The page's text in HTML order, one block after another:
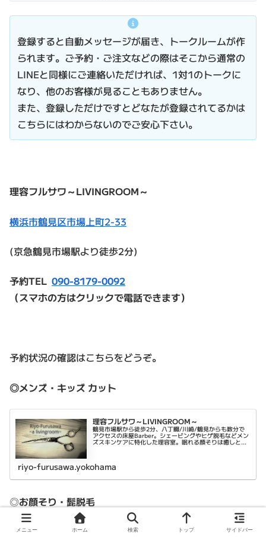
登録すると自動メッセージが届き、トークルームが作
られます。ご予約・ご注文などの際はそこから通常の
LINEと同様にご連絡いただければ、1対1のトークに
なり、他のお客様が見ることもありません。
また、登録しただけですとどなたが登録されてるかは
こちらにはわからないのでご安心下さい。
理容フルサワ～LIVINGROOM～
横浜市鶴見区市場上町2-33
(京急鶴見市場駅より徒歩2分)
予約TEL 090-8179-0092
（スマホの方はクリックで電話できます）
予約状況の確認はこちらをどうぞ。
◎メンズ・キッズ カット
理容フルサワ～LIVINGROOM～
鶴見市場駅から徒歩2分、八丁畷/川崎/鶴見からも数分で
アクセスの床屋Barber。シェービングやヒゲ脱毛などメン
ズスキンケアに特化した理容室。眠れる顔そりは癒しと乾
燥肌対策に。平日は22時まで営業。
riyo-furusawa.yokohama
◎お顔そり・髭脱毛
https://beauty.hotpepper.jp/kr/slnH000533853/
メニュー ホーム 検索 トップ サイドバー